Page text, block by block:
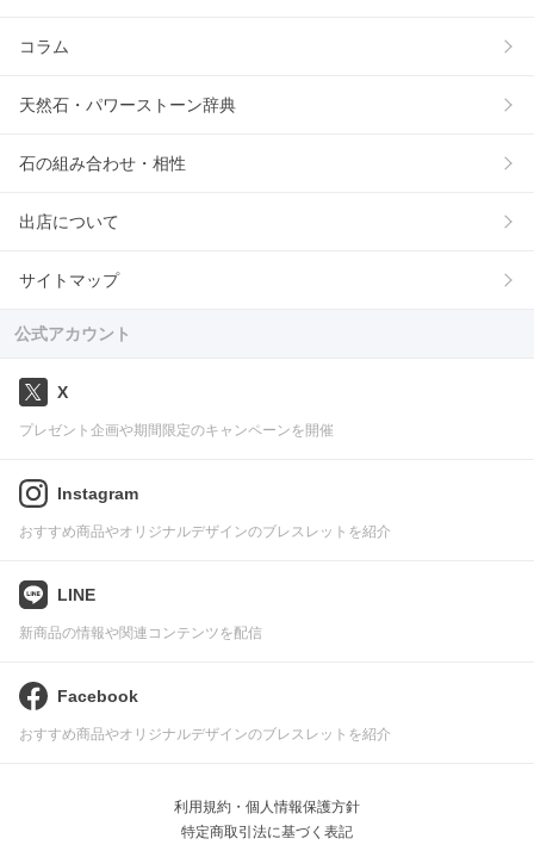
コラム
天然石・パワーストーン辞典
石の組み合わせ・相性
出店について
サイトマップ
公式アカウント
X
プレゼント企画や期間限定のキャンペーンを開催
Instagram
おすすめ商品やオリジナルデザインのブレスレットを紹介
LINE
新商品の情報や関連コンテンツを配信
Facebook
おすすめ商品やオリジナルデザインのブレスレットを紹介
利用規約・個人情報保護方針
特定商取引法に基づく表記